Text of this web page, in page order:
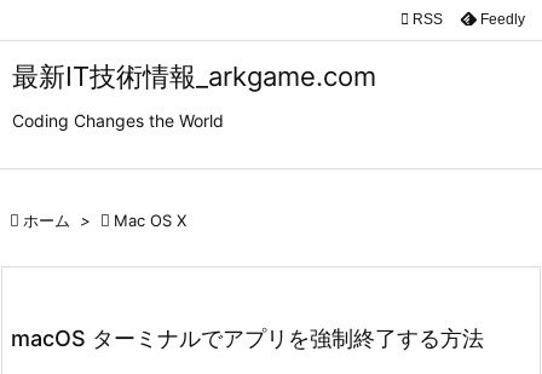
最新IT技術情報_arkgame.com
Coding Changes the World


 RSS Feedly
 ホーム >  Mac OS X
macOS ターミナルでアプリを強制終了する方法